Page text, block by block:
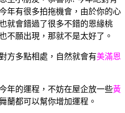
年有很多拍拖機會，由於你的心
就會錯過了很多不錯的恩緣桃
不願出現，那就不是太好了。
方多點相處，自然就會有美滿恩
年的運程，不妨在屋企放一些黃
蘭都可以幫你增加運程。